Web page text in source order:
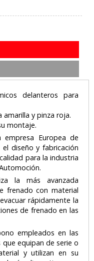
delanteros para
y pinza roja.
montaje.
empresa Europea de
diseño y fabricación
para la industria
la más avanzada
frenado con material
rápidamente la
de frenado en las
empleados en las
equipan de serie o
y utilizan en su